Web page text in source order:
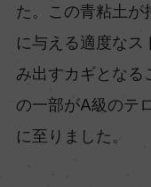
た。この青粘土が
に与える適度なス
み出すカギとなる
の一部がA級のテ
に至りました。